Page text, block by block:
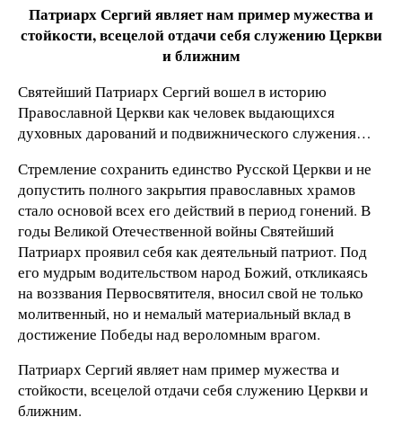
Патриарх Сергий являет нам пример мужества и
стойкости, всецелой отдачи себя служению Церкви
и ближним
Святейший Патриарх Сергий вошел в историю
Православной Церкви как человек выдающихся
духовных дарований и подвижнического служения…
Стремление сохранить единство Русской Церкви и не
допустить полного закрытия православных храмов
стало основой всех его действий в период гонений. В
годы Великой Отечественной войны Святейший
Патриарх проявил себя как деятельный патриот. Под
его мудрым водительством народ Божий, откликаясь
на воззвания Первосвятителя, вносил свой не только
молитвенный, но и немалый материальный вклад в
достижение Победы над вероломным врагом.
Патриарх Сергий являет нам пример мужества и
стойкости, всецелой отдачи себя служению Церкви и
ближним.